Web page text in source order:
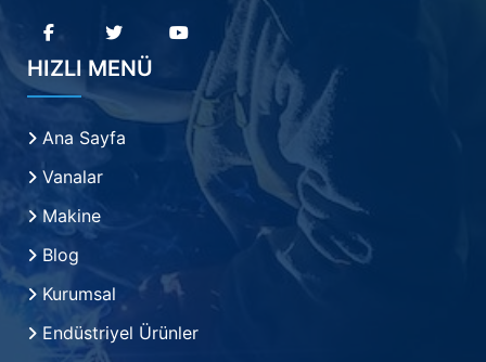
HIZLI MENÜ
Ana Sayfa
Vanalar
Makine
Blog
Kurumsal
Endüstriyel Ürünler